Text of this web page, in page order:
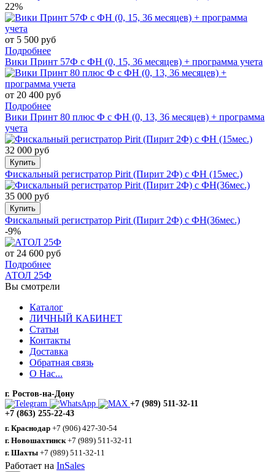
22%
от 5 500 руб
Подробнее
Вики Принт 57Ф с ФН (0, 15, 36 месяцев) + программа учета
от 20 400 руб
Подробнее
Вики Принт 80 плюс Ф с ФН (0, 13, 36 месяцев) + программа
учета
32 000 руб
Купить
Фискальный регистратор Pirit (Пирит 2Ф) с ФН (15мес.)
35 000 руб
Купить
Фискальный регистратор Pirit (Пирит 2Ф) с ФН(36мес.)
-9%
от 24 600 руб
Подробнее
АТОЛ 25Ф
Вы смотрели
Каталог
ЛИЧНЫЙ КАБИНЕТ
Статьи
Контакты
Доставка
Обратная связь
О Нас...
г. Ростов-на-Дону
+7 (989) 511-32-11
+7 (863) 255-22-43
г. Краснодар +7 (906) 427-30-54
г. Новошахтинск +7 (989) 511-32-11
г. Шахты +7 (989) 511-32-11
Работает на InSales